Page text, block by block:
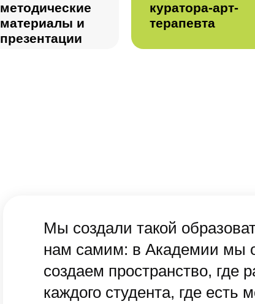
методические
материалы и
презентации
куратора-арт-
терапевта
Мы создали такой
нам самим: в Академии мы
создаем пространство, где
каждого студента, где есть